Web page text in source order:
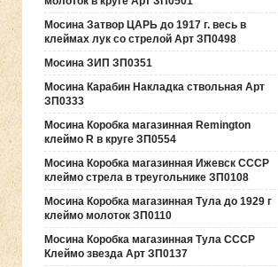
Мосина Затвор ЦАРЬ до 1917 г. весь в
клеймах лук со стрелой Арт ЗП0498
Мосина ЗИП ЗП0351
Мосина Карабин Накладка ствольная Арт
ЗП0333
Мосина Коробка магазинная Remington
клеймо R в круге ЗП0554
Мосина Коробка магазинная Ижевск СССР
клеймо стрела в треугольнике ЗП0108
Мосина Коробка магазинная Тула до 1929 г
клеймо молоток ЗП0110
Мосина Коробка магазинная Тула СССР
Клеймо звезда Арт ЗП0137